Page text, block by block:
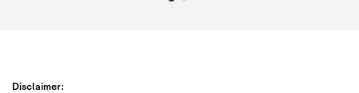
Disclaimer: